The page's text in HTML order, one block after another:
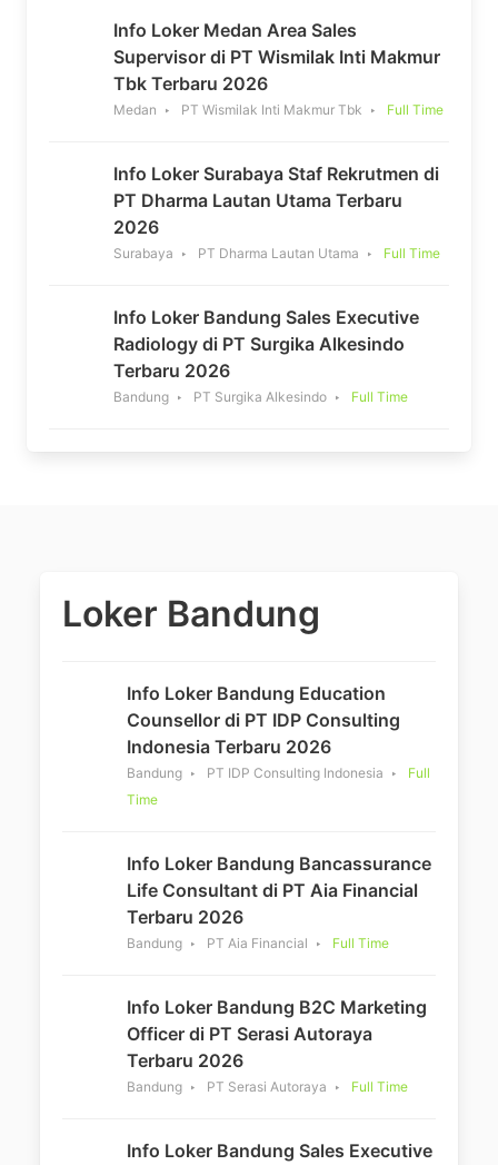
Info Loker Medan Area Sales
Supervisor di PT Wismilak Inti Makmur
Tbk Terbaru 2026
Medan PT Wismilak Inti Makmur Tbk Full Time
Info Loker Surabaya Staf Rekrutmen di
PT Dharma Lautan Utama Terbaru
2026
Surabaya PT Dharma Lautan Utama Full Time
Info Loker Bandung Sales Executive
Radiology di PT Surgika Alkesindo
Terbaru 2026
Bandung PT Surgika Alkesindo Full Time
Loker Bandung
Info Loker Bandung Education
Counsellor di PT IDP Consulting
Indonesia Terbaru 2026
Bandung PT IDP Consulting Indonesia
Full
Time
Info Loker Bandung Bancassurance
Life Consultant di PT Aia Financial
Terbaru 2026
Bandung PT Aia Financial Full Time
Info Loker Bandung B2C Marketing
Officer di PT Serasi Autoraya
Terbaru 2026
Bandung PT Serasi Autoraya Full Time
Info Loker Bandung Sales Executive